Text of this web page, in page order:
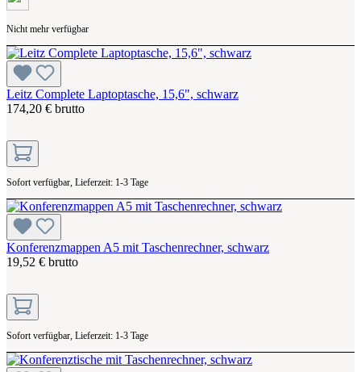
Nicht mehr verfügbar
Leitz Complete Laptoptasche, 15,6", schwarz
174,20 € brutto
Sofort verfügbar, Lieferzeit: 1-3 Tage
Konferenzmappen A5 mit Taschenrechner, schwarz
19,52 € brutto
Sofort verfügbar, Lieferzeit: 1-3 Tage